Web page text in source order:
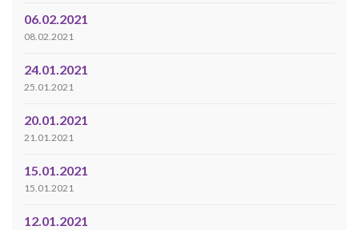
06.02.2021
08.02.2021
24.01.2021
25.01.2021
20.01.2021
21.01.2021
15.01.2021
15.01.2021
12.01.2021